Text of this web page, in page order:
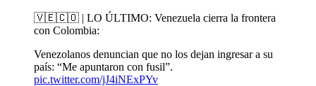
🇻🇪🇨🇴 | LO ÚLTIMO: Venezuela cierra la frontera
con Colombia:
Venezolanos denuncian que no los dejan ingresar a su
país: “Me apuntaron con fusil”.
pic.twitter.com/jJ4iNExPYv